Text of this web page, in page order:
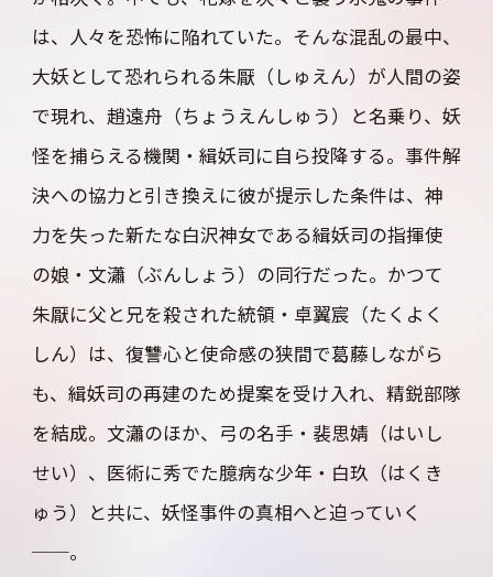
は、人々を恐怖に陥れていた。そんな混乱の最中、
大妖として恐れられる朱厭（しゅえん）が人間の姿
で現れ、趙遠舟（ちょうえんしゅう）と名乗り、妖
怪を捕らえる機関・緝妖司に自ら投降する。事件解
決への協力と引き換えに彼が提示した条件は、神
力を失った新たな白沢神女である緝妖司の指揮使
の娘・文瀟（ぶんしょう）の同行だった。かつて
朱厭に父と兄を殺された統領・卓翼宸（たくよく
しん）は、復讐心と使命感の狭間で葛藤しながら
も、緝妖司の再建のため提案を受け入れ、精鋭部隊
を結成。文瀟のほか、弓の名手・裴思婧（はいし
せい）、医術に秀でた臆病な少年・白玖（はくき
ゅう）と共に、妖怪事件の真相へと迫っていく
──。